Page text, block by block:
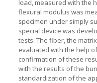
load, measured with the
flexural modulus was
specimen under simply
special device was
tests. The fiber, the
evaluated with the help
confirmation of these
with the results of the
standardization of the